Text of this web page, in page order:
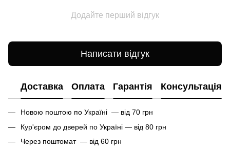
Додайте перший відгук
Написати відгук
Доставка Оплата Гарантія Консультація
Новою поштою по Україні — від 70 грн
Кур'єром до дверей по Україні — від 80 грн
Через поштомат — від 60 грн